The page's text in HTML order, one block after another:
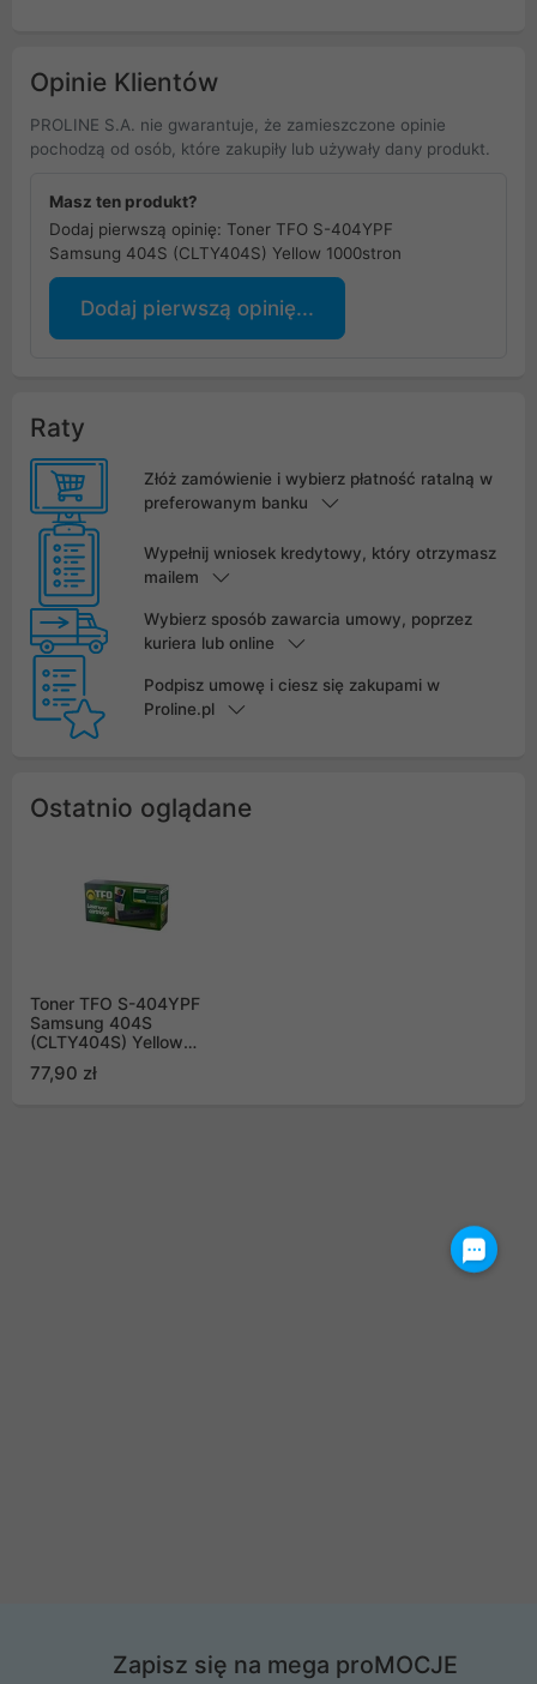
Opinie Klientów
PROLINE S.A. nie gwarantuje, że zamieszczone opinie
pochodzą od osób, które zakupiły lub używały dany produkt.
Masz ten produkt?
Dodaj pierwszą opinię: Toner TFO S-404YPF
Samsung 404S (CLTY404S) Yellow 1000stron
Dodaj pierwszą opinię...
Raty
Złóż zamówienie i wybierz płatność ratalną w
preferowanym banku
Wypełnij wniosek kredytowy, który otrzymasz
mailem
Wybierz sposób zawarcia umowy, poprzez
kuriera lub online
Podpisz umowę i ciesz się zakupami w
Proline.pl
Ostatnio oglądane
Toner TFO S-404YPF
Samsung 404S
(CLTY404S) Yellow
77,90 zł
Zapisz się na mega proMOCJE